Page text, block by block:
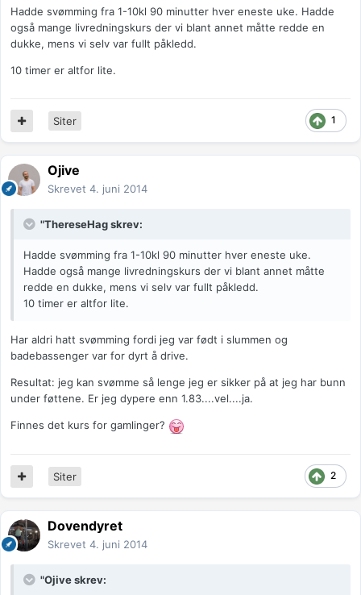
Hadde svømming fra 1-10kl 90 minutter hver eneste uke. Hadde
også mange livredningskurs der vi blant annet måtte redde en
dukke, mens vi selv var fullt påkledd.
10 timer er altfor lite.
1
Siter
Ojive
Skrevet 4. juni 2014
"ThereseHag skrev:
Hadde svømming fra 1-10kl 90 minutter hver eneste uke.
Hadde også mange livredningskurs der vi blant annet måtte
redde en dukke, mens vi selv var fullt påkledd.
10 timer er altfor lite.
Har aldri hatt svømming fordi jeg var født i slummen og
badebassenger var for dyrt å drive.
Resultat: jeg kan svømme så lenge jeg er sikker på at jeg har bunn
under føttene. Er jeg dypere enn 1.83....vel....ja.
Finnes det kurs for gamlinger?
2
Siter
Dovendyret
Skrevet 4. juni 2014
"Ojive skrev: